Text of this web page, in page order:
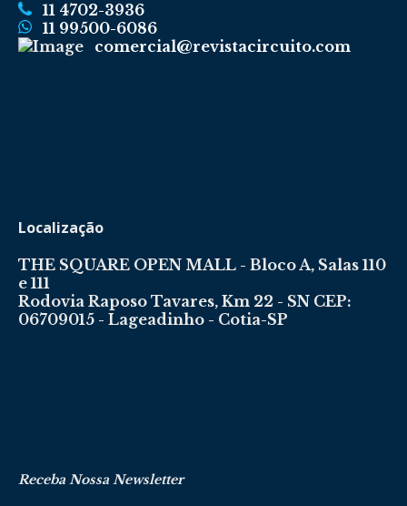
11 4702-3936
11 99500-6086
comercial@revistacircuito.com
Localização
THE SQUARE OPEN MALL - Bloco A, Salas 110
e 111
Rodovia Raposo Tavares, Km 22 - SN CEP:
06709015 - Lageadinho - Cotia-SP
Receba Nossa Newsletter